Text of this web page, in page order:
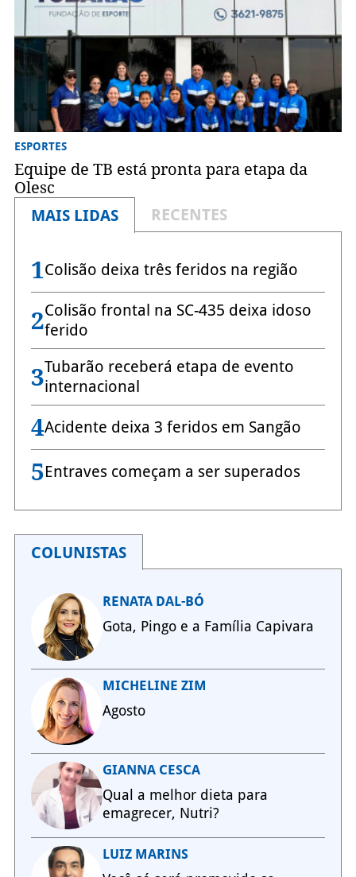
ESPORTES
Equipe de TB está pronta para etapa da
Olesc
MAIS LIDAS
RECENTES
1Colisão deixa três feridos na região
2Colisão frontal na SC-435 deixa idoso
ferido
3Tubarão receberá etapa de evento
internacional
4Acidente deixa 3 feridos em Sangão
5Entraves começam a ser superados
COLUNISTAS
RENATA DAL-BÓ
Gota, Pingo e a Família Capivara
MICHELINE ZIM
Agosto
GIANNA CESCA
Qual a melhor dieta para
emagrecer, Nutri?
LUIZ MARINS